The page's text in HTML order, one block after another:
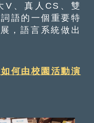
V、真人CS、雙
語的一個重要特
，語言系統做出
如何由校園活動演